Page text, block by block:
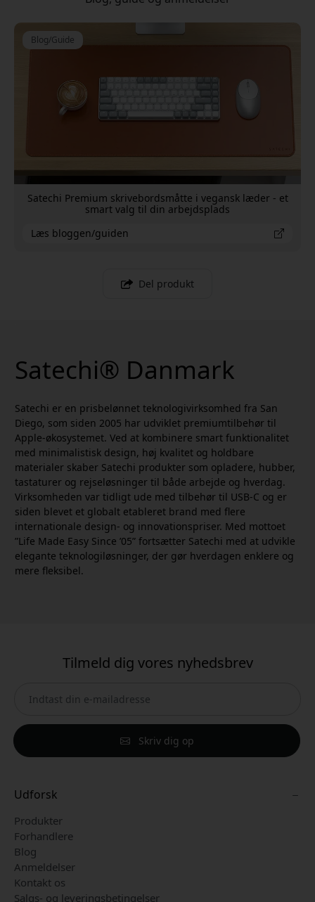
Blog/Guide
Satechi Premium skrivebordsmåtte i vegansk læder - et
smart valg til din arbejdsplads
Læs bloggen/guiden
Del produkt
Satechi® Danmark
Satechi er en prisbelønnet teknologivirksomhed fra San
Diego, som siden 2005 har udviklet premiumtilbehør til
Apple-økosystemet. Ved at kombinere smart funktionalitet
med minimalistisk design, høj kvalitet og holdbare
materialer skaber Satechi produkter som opladere, hubber,
tastaturer og rejseløsninger til både arbejde og hverdag.
Virksomheden var tidligt ude med tilbehør til USB-C og er
siden blevet et globalt etableret brand med flere
internationale design- og innovationspriser. Med mottoet
”Life Made Easy Since ’05” fortsætter Satechi med at udvikle
elegante teknologiløsninger, der gør hverdagen enklere og
mere fleksibel.
Tilmeld dig vores nyhedsbrev
Skriv dig op
Udforsk
Produkter
Forhandlere
Blog
Anmeldelser
Kontakt os
Salgs- og leveringsbetingelser